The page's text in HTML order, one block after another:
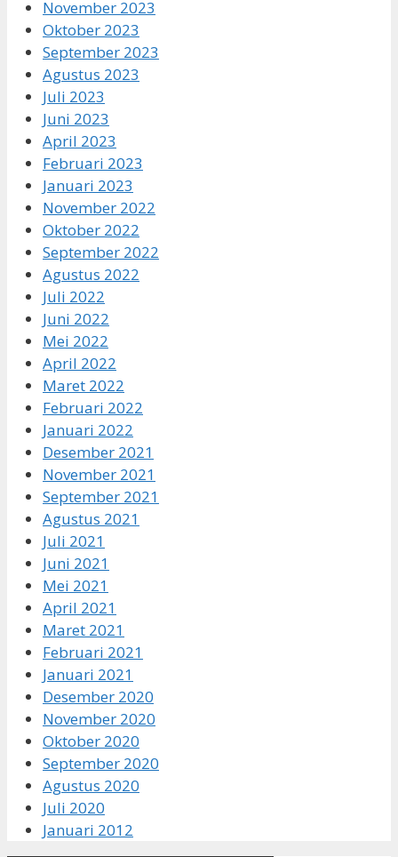
November 2023
Oktober 2023
September 2023
Agustus 2023
Juli 2023
Juni 2023
April 2023
Februari 2023
Januari 2023
November 2022
Oktober 2022
September 2022
Agustus 2022
Juli 2022
Juni 2022
Mei 2022
April 2022
Maret 2022
Februari 2022
Januari 2022
Desember 2021
November 2021
September 2021
Agustus 2021
Juli 2021
Juni 2021
Mei 2021
April 2021
Maret 2021
Februari 2021
Januari 2021
Desember 2020
November 2020
Oktober 2020
September 2020
Agustus 2020
Juli 2020
Januari 2012